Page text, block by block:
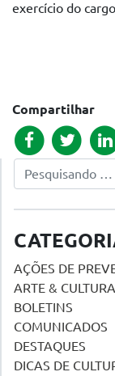
exercício do
Compartilhar
Pesquisar
AÇÕES DE
ARTE & CULTURA
BOLETINS
COMUNICADOS
DESTAQUES
DICAS DE